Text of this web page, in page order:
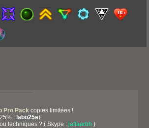
Pro Pack copies limitées !
: labo25e)
techniques ? ( Skype : jaffaarbh )